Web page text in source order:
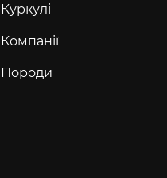
Куркулі
Компанії
Породи